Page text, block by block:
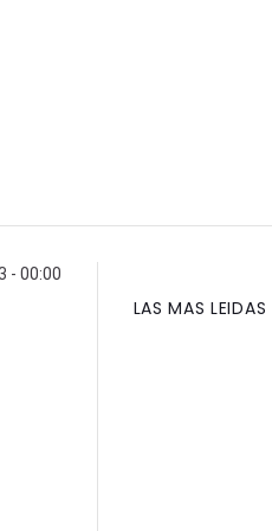
- 00:00
LAS MAS LEIDAS